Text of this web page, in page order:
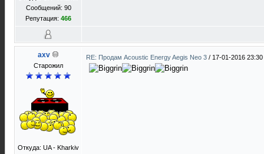
Сообщений: 90
Репутация: 466
axv
Старожил
Откуда: UA - Kharkiv
RE: Продам Acoustic Energy Aegis Neo 3 / 17-01-2016 23:30